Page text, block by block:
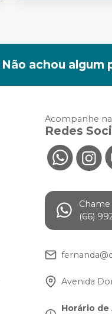
Não achou algum
Acompanhe
Redes
(66)
Avenida
Horário